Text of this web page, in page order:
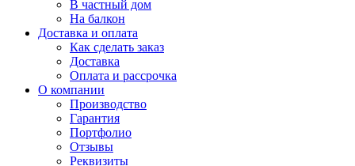
В частный дом
На балкон
Доставка и оплата
Как сделать заказ
Доставка
Оплата и рассрочка
О компании
Производство
Гарантия
Портфолио
Отзывы
Реквизиты